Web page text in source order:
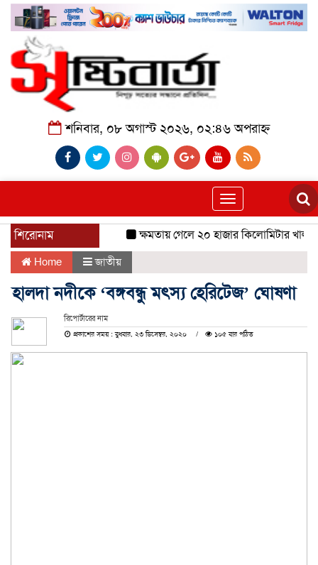
শনিবার, ০৮ অগাস্ট ২০২৬, ০২:৪৬ অপরাহ্ন
Toggle
navigation
শিরোনাম ক্ষমতায় গেলে ২০ হাজার কিলোমিটার খাল
Home জাতীয়
হালদা নদীকে ‘বঙ্গবন্ধু মৎস্য হেরিটেজ’ ঘোষণা
রিপোর্টারের নাম
প্রকাশের সময় : বুধবার, ২৩ ডিসেম্বর, ২০২০
১০৫ বার পঠিত